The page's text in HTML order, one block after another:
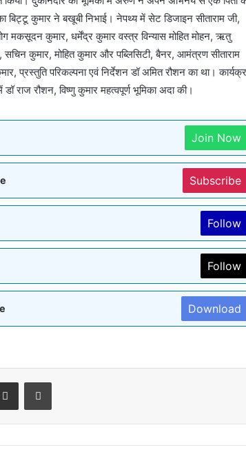
बिट्टू कुमार ने बखूबी निभाई। नेपथ्य में सेट डिजाइन सीताराम जी,
मकसूदन कुमार, धर्मेंद्र कुमार वस्त्र विन्यास मोहित मोहन, ऋतु
सचिन कुमार, मोहित कुमार और पब्लिसिटी, बैनर, आमंत्रण सीताराम
प्रस्तुति परिकल्पना एवं निर्देशन डॉ अमित रौशन का था।
राज रौशन, विष्णु कुमार महत्वपूर्ण भूमिका अदा की।
Join Now
Subscribe
Follow
Follow
Download
Share via Email Print